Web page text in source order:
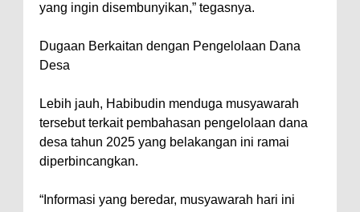
yang ingin disembunyikan,” tegasnya.
Dugaan Berkaitan dengan Pengelolaan Dana
Desa
Lebih jauh, Habibudin menduga musyawarah
tersebut terkait pembahasan pengelolaan dana
desa tahun 2025 yang belakangan ini ramai
diperbincangkan.
“Informasi yang beredar, musyawarah hari ini